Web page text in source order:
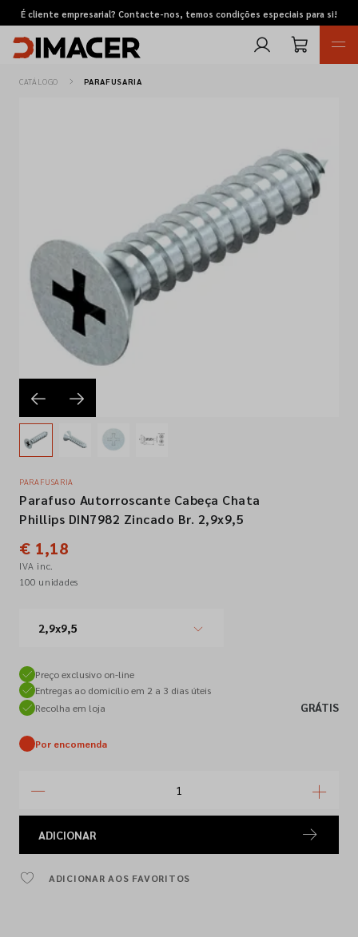
É cliente empresarial? Contacte-nos, temos condições especiais para si!
Pedidos de cotação
Marcas
Favoritos
Empresa
Contactos
Siga-nos nas redes sociais
CATÁLOGO PARAFUSARIA
PARAFUSARIA
Parafuso Autorroscante Cabeça Chata
Phillips DIN7982 Zincado Br. 2,9x9,5
€ 1,18
IVA inc.
100 unidades
2,9x9,5
Preço exclusivo on-line
Entregas ao domicílio em 2 a 3 dias úteis
Recolha em loja
GRÁTIS
Por encomenda
ADICIONAR
ADICIONAR AOS FAVORITOS